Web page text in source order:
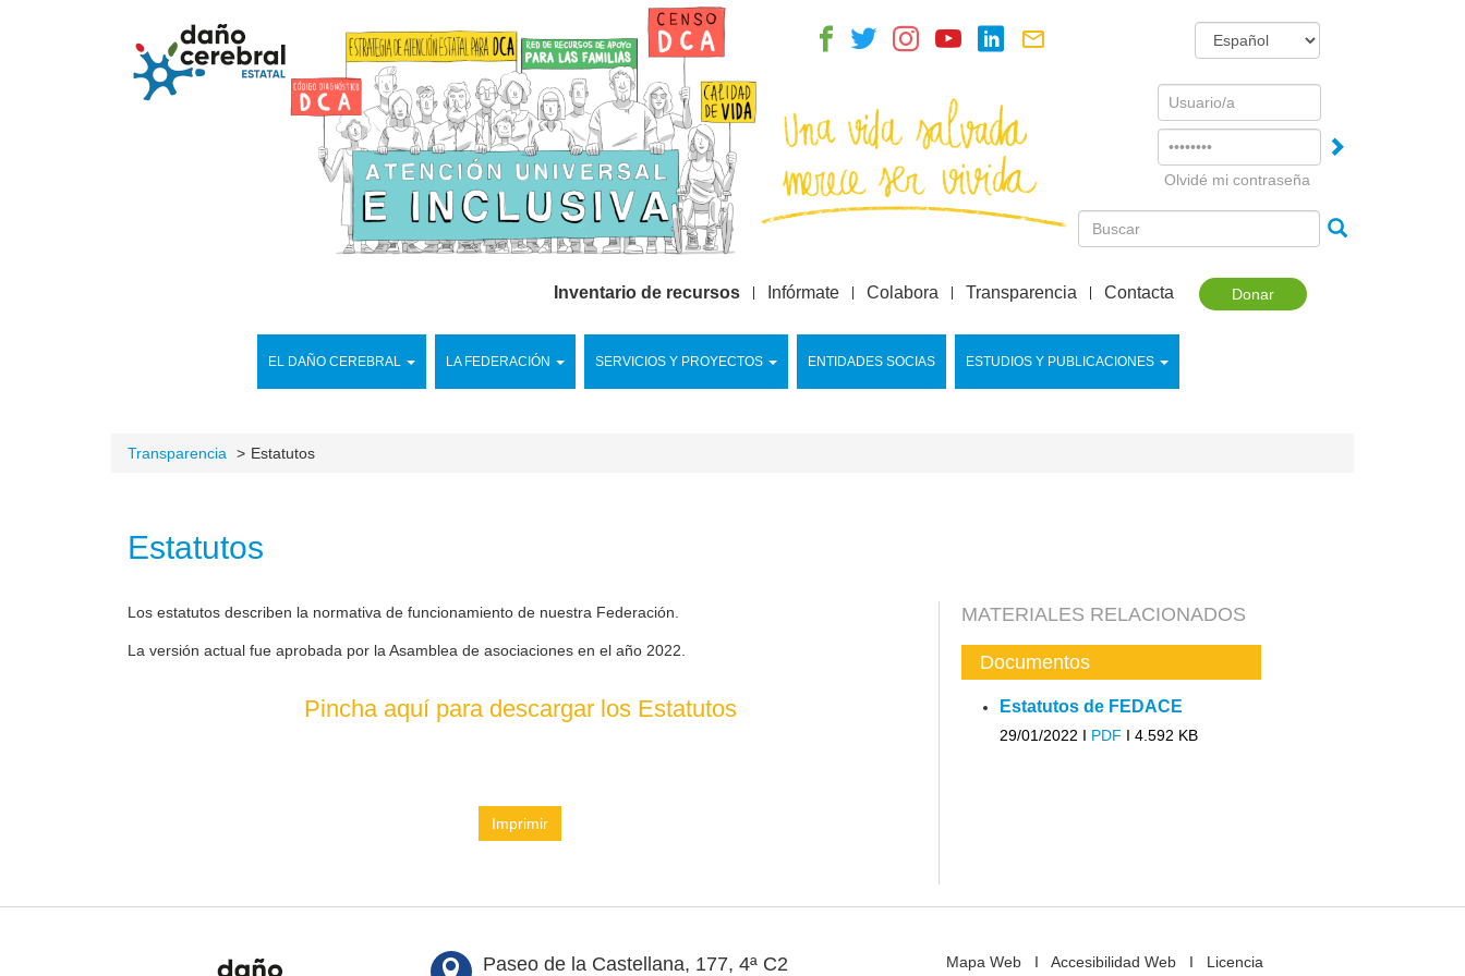
Username
Olvidé mi contraseña
Donar
EL DAÑO CEREBRAL LA FEDERACIÓN SERVICIOS Y PROYECTOS ENTIDADES SOCIAS ESTUDIOS Y PUBLICACIONES
Inventario de recursos Infórmate Colabora Transparencia Contacta
Transparencia Estatutos
Estatutos
Los estatutos describen la normativa de funcionamiento de nuestra Federación.
La versión actual fue aprobada por la Asamblea de asociaciones en el año 2022.
Pincha aquí para descargar los Estatutos
Imprimir
MATERIALES RELACIONADOS
Documentos
Estatutos de FEDACE
29/01/2022 I PDF I 4.592 KB
Paseo de la Castellana, 177, 4ª C2 Mapa WebI Accesibilidad WebI Licencia